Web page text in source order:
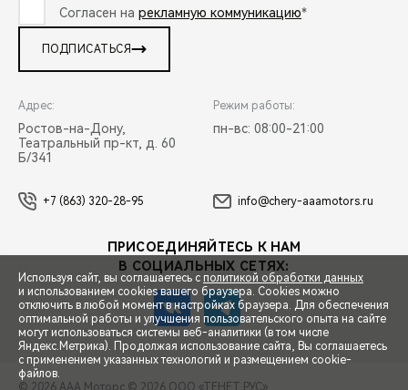
СПЕЦПРЕДЛОЖЕНИЯ
Согласен на рекламную коммуникацию*
ПОДПИСАТЬСЯ
Адрес:
Ростов-на-Дону,
Театральный пр-кт, д. 60
Б/341
Режим работы:
пн-вс: 08:00-21:00
+7 (863) 320-28-95 info@chery-aaamotors.ru
ПРИСОЕДИНЯЙТЕСЬ К НАМ
В СОЦИАЛЬНЫХ СЕТЯХ:
Используя сайт, вы соглашаетесь с политикой обработки данных
и использованием cookies вашего браузера. Cookies можно
отключить в любой момент в настройках браузера. Для обеспечения
оптимальной работы и улучшения пользовательского опыта на сайте
могут использоваться системы веб-аналитики (в том числе
Яндекс.Метрика). Продолжая использование сайта, Вы соглашаетесь
с применением указанных технологий и размещением cookie-
файлов.